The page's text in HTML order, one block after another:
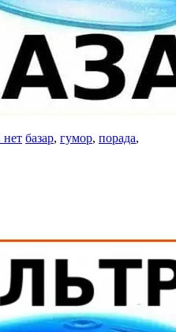
нет базар, гумор, порада,